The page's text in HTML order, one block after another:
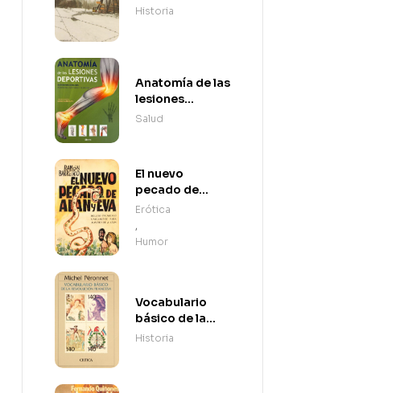
Historia
Anatomía de las
lesiones
deportivas
Salud
El nuevo
pecado de
Adán y Eva
Erótica
,
Humor
Vocabulario
básico de la
Revolución
Historia